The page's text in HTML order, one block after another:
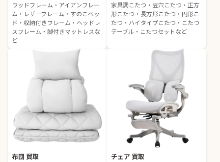
ウッドフレーム・アイアンフレー
ム・レザーフレーム・すのこベッ
ド・収納付きフレーム・ヘッドレ
スフレーム・脚付きマットレスな
ど
家具調こたつ・豆穴こたつ・正方
形こたつ・長方形こたつ・円形こ
たつ・ハイタイプこたつ・こたつ
テーブル・こたつセットなど
布団 買取 チェア 買取